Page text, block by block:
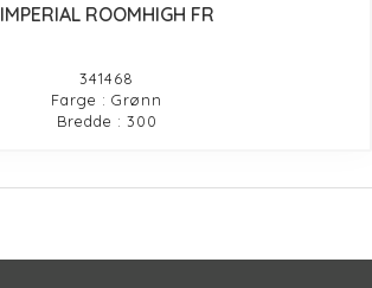
IMPERIAL ROOMHIGH FR
341468
Farge : Grønn
Bredde : 300